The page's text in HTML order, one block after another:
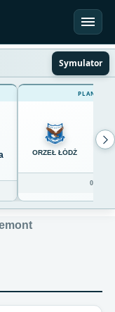
Symulator
ORZEŁ ŁÓDŹ
0